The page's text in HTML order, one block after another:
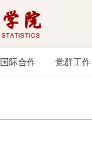
国际合作 党群工作